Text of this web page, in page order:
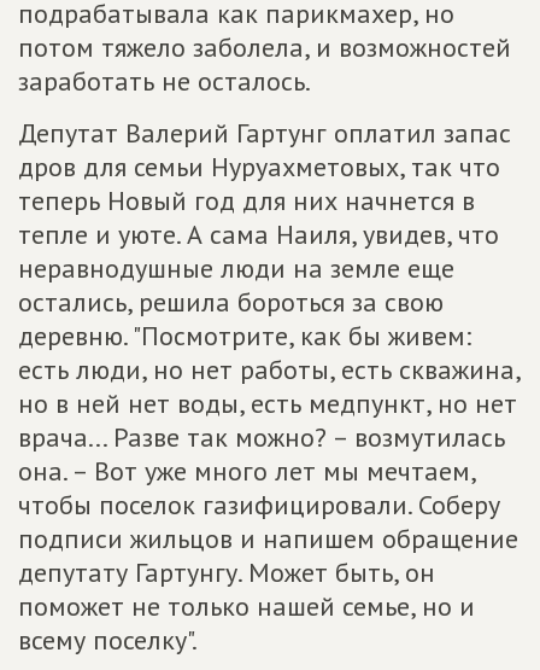
подрабатывала как парикмахер, но
потом тяжело заболела, и возможностей
заработать не осталось.
Депутат Валерий Гартунг оплатил запас
дров для семьи Нуруахметовых, так что
теперь Новый год для них начнется в
тепле и уюте. А сама Наиля, увидев, что
неравнодушные люди на земле еще
остались, решила бороться за свою
деревню. "Посмотрите, как бы живем:
есть люди, но нет работы, есть скважина,
но в ней нет воды, есть медпункт, но нет
врача... Разве так можно? – возмутилась
она. – Вот уже много лет мы мечтаем,
чтобы поселок газифицировали. Соберу
подписи жильцов и напишем обращение
депутату Гартунгу. Может быть, он
поможет не только нашей семье, но и
всему поселку".